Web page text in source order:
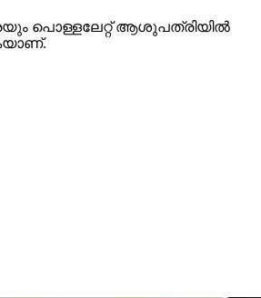
പൊള്ളലേറ്റ് ആശുപത്രിയില്‍